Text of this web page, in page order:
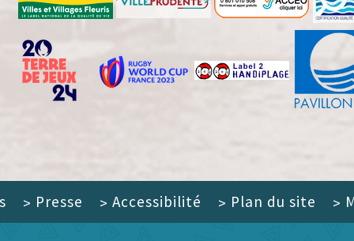
> Presse > Accessibilité > Plan du site >